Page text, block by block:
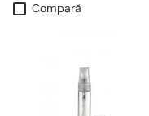
Compară